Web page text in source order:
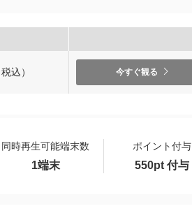
込） 今すぐ観る
同時再生可能端末数 ポイント付与
1端末 550pt 付与